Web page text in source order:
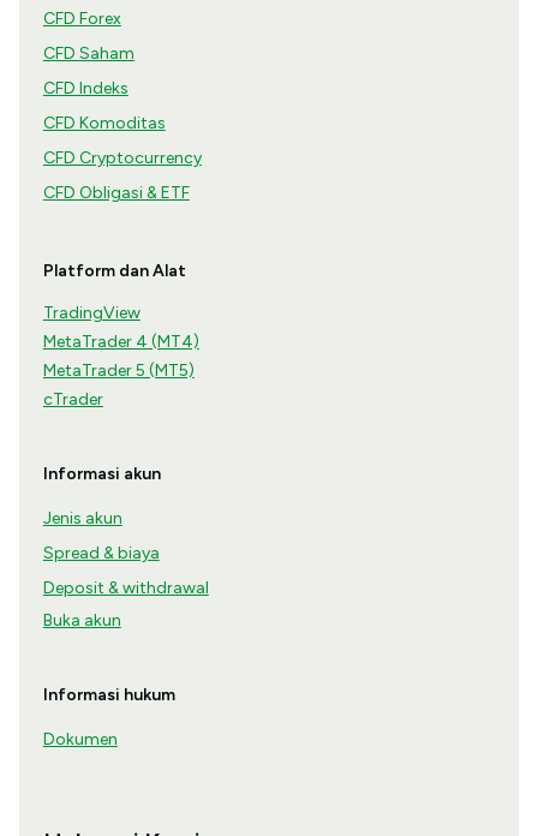
CFD Forex
CFD Saham
CFD Indeks
CFD Komoditas
CFD Cryptocurrency
CFD Obligasi & ETF
Platform dan Alat
TradingView
MetaTrader 4 (MT4)
MetaTrader 5 (MT5)
cTrader
Informasi akun
Jenis akun
Spread & biaya
Deposit & withdrawal
Buka akun
Informasi hukum
Dokumen